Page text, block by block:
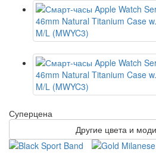
Суперцена
Другие цвета и